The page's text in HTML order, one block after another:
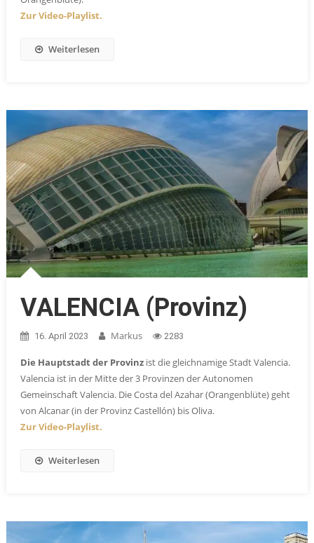
Zur Video-Playlist.
Weiterlesen
VALENCIA (Provinz)
16. April 2023 Markus 2283
Die Hauptstadt der Provinz ist die gleichnamige Stadt Valencia.
Valencia ist in der Mitte der 3 Provinzen der Autonomen
Gemeinschaft Valencia. Die Costa del Azahar (Orangenblüte) geht
von Alcanar (in der Provinz Castellón) bis Oliva.
Zur Video-Playlist.
Weiterlesen